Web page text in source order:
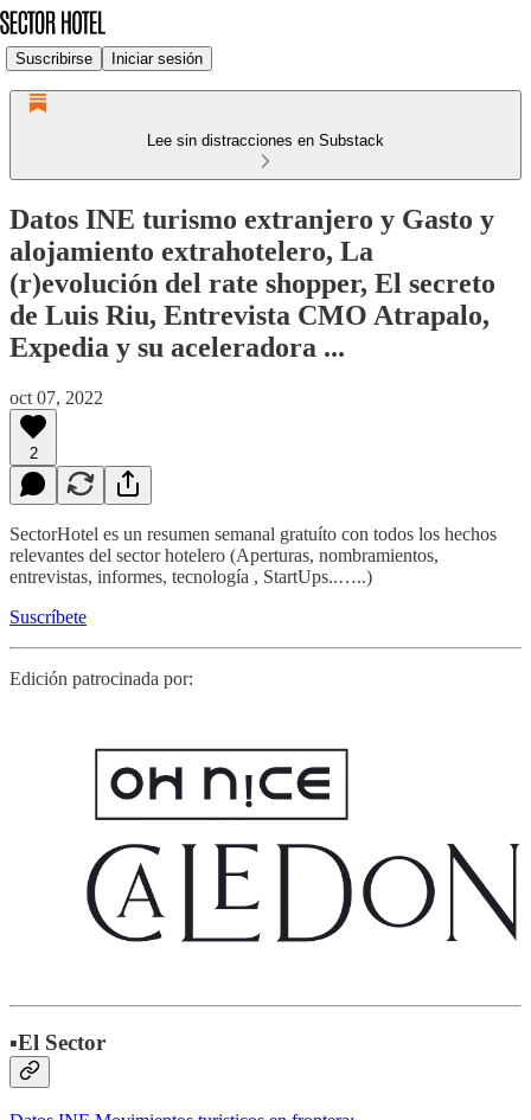
Suscribirse Iniciar sesión
Lee sin distracciones en Substack
Datos INE turismo extranjero y Gasto y
alojamiento extrahotelero, La
(r)evolución del rate shopper, El secreto
de Luis Riu, Entrevista CMO Atrapalo,
Expedia y su aceleradora ...
oct 07, 2022
2
SectorHotel es un resumen semanal gratuíto con todos los hechos
relevantes del sector hotelero (Aperturas, nombramientos,
entrevistas, informes, tecnología , StartUps..…..)
Suscríbete
Edición patrocinada por:
▪️El Sector